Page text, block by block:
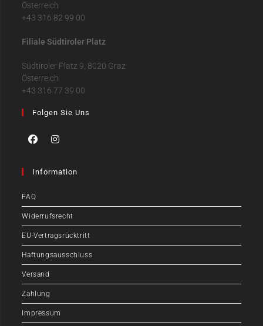
Österreich
+43 316 82 99 00
Filiale Südtiroler Platz
Südtiroler Platz 9, 8020 Graz
Österreich
+43 316 77 39 00
Folgen Sie Uns
Information
FAQ
Widerrufsrecht
EU-Vertragsrücktritt
Haftungsausschluss
Versand
Zahlung
Impressum